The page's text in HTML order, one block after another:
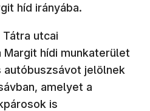
híd irányába.
utcai
hídi munkaterület
jelölnek
amelyet a
is